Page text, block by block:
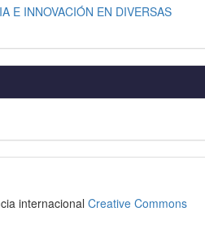
E INNOVACIÓN EN DIVERSAS
internacionalCreative Commons